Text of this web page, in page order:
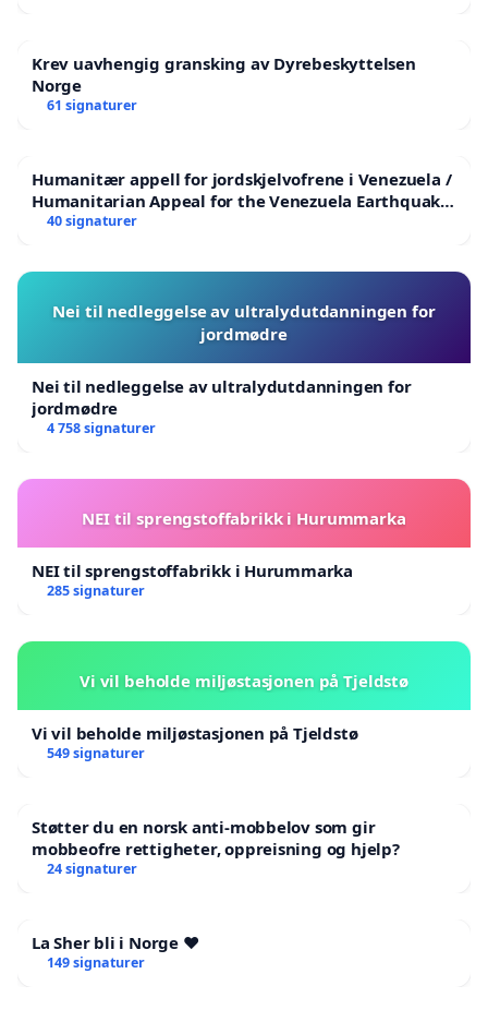
Krev uavhengig gransking av Dyrebeskyttelsen
Norge
61 signaturer
Humanitær appell for jordskjelvofrene i Venezuela /
Humanitarian Appeal for the Venezuela Earthquake
Victims
40 signaturer
Nei til nedleggelse av ultralydutdanningen for
jordmødre
Nei til nedleggelse av ultralydutdanningen for
jordmødre
4 758 signaturer
NEI til sprengstoffabrikk i Hurummarka
NEI til sprengstoffabrikk i Hurummarka
285 signaturer
Vi vil beholde miljøstasjonen på Tjeldstø
Vi vil beholde miljøstasjonen på Tjeldstø
549 signaturer
Støtter du en norsk anti-mobbelov som gir
mobbeofre rettigheter, oppreisning og hjelp?
24 signaturer
La Sher bli i Norge ❤️
149 signaturer